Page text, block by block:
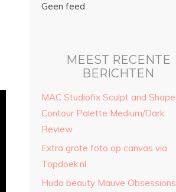
Geen feed
MEEST RECENTE
BERICHTEN
MAC Studiofix Sculpt and Shape
Contour Palette Medium/Dark
Review
Extra grote foto op canvas via
Topdoek.nl
Huda beauty Mauve Obsessions